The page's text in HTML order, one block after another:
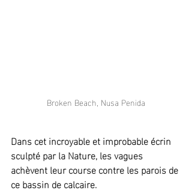
Broken Beach, Nusa Penida
Dans cet incroyable et improbable écrin
sculpté par la Nature, les vagues
achèvent leur course contre les parois de
ce bassin de calcaire.